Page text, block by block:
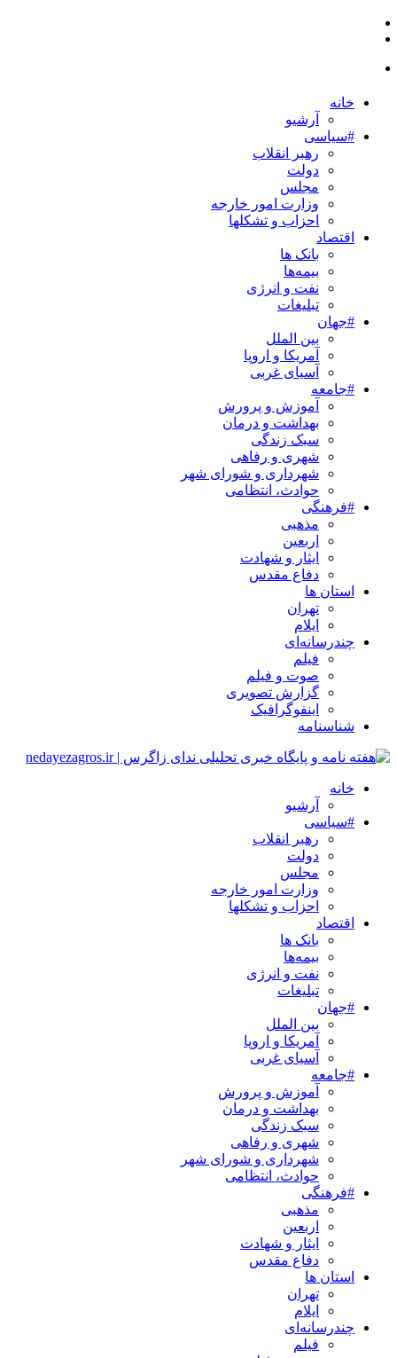
خانه
آرشیو
#سیاسی
رهبر انقلاب
دولت
مجلس
وزارت امور خارجه
احزاب و تشکلها
اقتصاد
بانک ها
بیمه‌ها
نفت و انرژی
تبلیغات
#جهان
بین الملل
آمریکا و اروپا
آسیای غربی
#جامعه
آموزش و پرورش
بهداشت و درمان
سبک زندگی
شهری و رفاهی
شهرداری و شورای شهر
حوادث، انتظامی
#فرهنگی
مذهبی
اربعین
ایثار و شهادت
دفاع مقدس
استان ها
تهران
ایلام
چندرسانه‌ای
فیلم
صوت و فیلم
گزارش تصویری
اینفوگرافیک
شناسنامه
خانه
آرشیو
#سیاسی
رهبر انقلاب
دولت
مجلس
وزارت امور خارجه
احزاب و تشکلها
اقتصاد
بانک ها
بیمه‌ها
نفت و انرژی
تبلیغات
#جهان
بین الملل
آمریکا و اروپا
آسیای غربی
#جامعه
آموزش و پرورش
بهداشت و درمان
سبک زندگی
شهری و رفاهی
شهرداری و شورای شهر
حوادث، انتظامی
#فرهنگی
مذهبی
اربعین
ایثار و شهادت
دفاع مقدس
استان ها
تهران
ایلام
چندرسانه‌ای
فیلم